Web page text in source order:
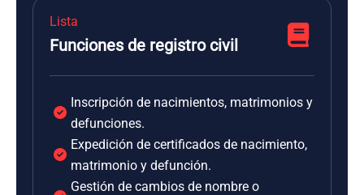
Lista
Funciones de registro civil
Inscripción de nacimientos, matrimonios y
defunciones.
Expedición de certificados de nacimiento,
matrimonio y defunción.
Gestión de cambios de nombre o